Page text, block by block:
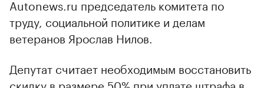
Autonews.ru председатель комитета по
труду, социальной политике и делам
ветеранов Ярослав Нилов.
Депутат считает необходимым восстановить